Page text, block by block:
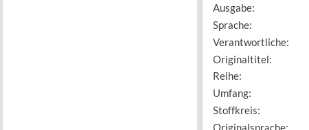
Ausgabe:
Sprache:
Verantwortliche:
Originaltitel:
Reihe:
Umfang:
Stoffkreis:
Originalsprache: